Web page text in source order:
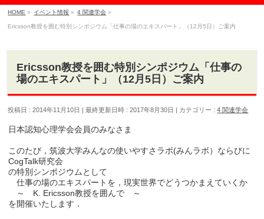
HOME » イベント情報 » 4 関連学会 »
Ericsson教授を囲む特別シンポジウム「仕事の場のエキスパート」（12月5日）ご案内
Ericsson教授を囲む特別シンポジウム「仕事の
場のエキスパート」（12月5日）ご案内
投稿日 : 2014年11月10日 最終更新日時 : 2017年8月30日 カテゴリー :4 関連学会
日本認知心理学会会員のみなさま
このたび，筑波大学みんなの使いやすさラボ(みんラボ）ならびに
CogTalk研究会
の特別シンポジウムとして
仕事の場のエキスパートを，現実世界でどうつかまえていくか
～ K. Ericsson教授を囲んで ～
を開催いたします．